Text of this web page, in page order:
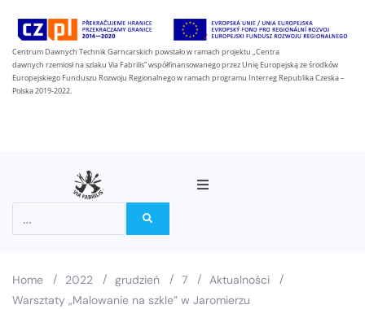
Centrum Dawnych Technik Garncarskich powstało w ramach projektu „Centra
dawnych rzemiosł na szlaku Via Fabrilis” współfinansowanego przez Unię Europejską ze środków
Europejskiego Funduszu Rozwoju Regionalnego w ramach programu Interreg Republika Czeska –
Polska 2019-2022.
Home / 2022 / grudzień / 7 / Aktualności
/
Warsztaty „Malowanie na szkle” w Jaromierzu